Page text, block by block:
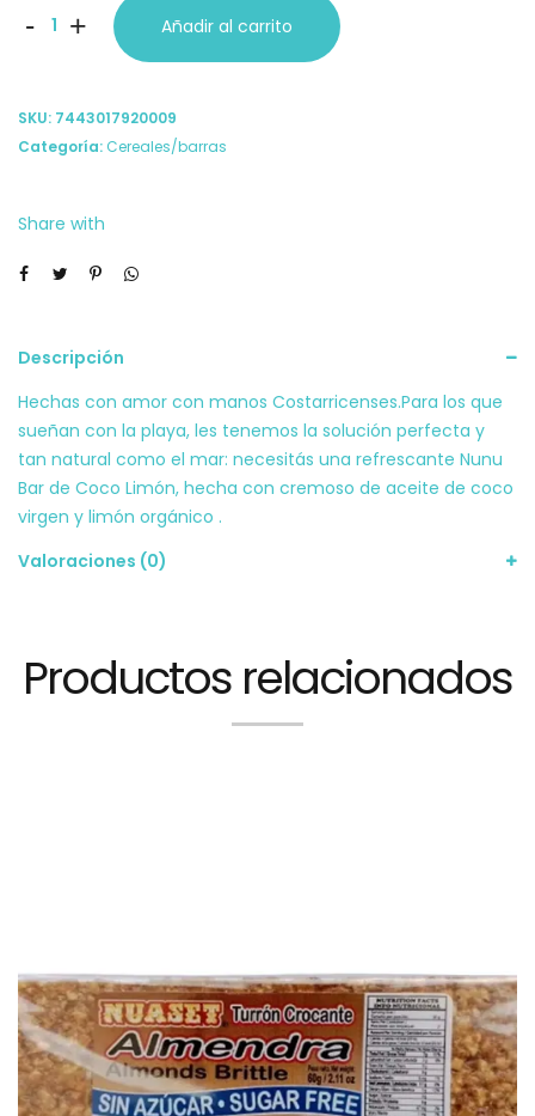
-
Energetica
Limon
Nunu
+ Añadir al carrito
SKU: 7443017920009
Categoría: Cereales/barras
Share with
Descripción
Hechas con amor con manos Costarricenses.Para los que
sueñan con la playa, les tenemos la solución perfecta y
tan natural como el mar: necesitás una refrescante Nunu
Bar de Coco Limón, hecha con cremoso de aceite de coco
virgen y limón orgánico .
Valoraciones (0)
Productos relacionados